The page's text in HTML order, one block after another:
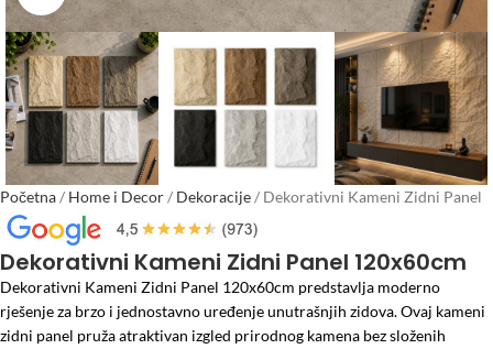
Početna/ Home i Decor/ Dekoracije/ Dekorativni Kameni Zidni Panel
120x60cm
Dekorativni Kameni Zidni Panel 120x60cm
Dekorativni Kameni Zidni Panel 120x60cm predstavlja moderno
rješenje za brzo i jednostavno uređenje unutrašnjih zidova. Ovaj kameni
zidni panel pruža atraktivan izgled prirodnog kamena bez složenih